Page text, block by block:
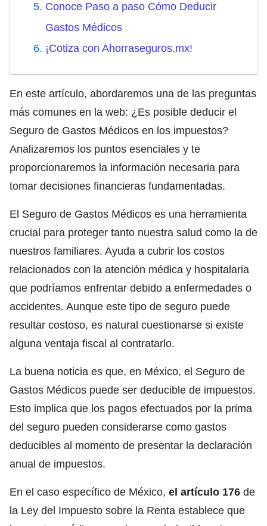
Conoce Paso a paso Cómo Deducir
Gastos Médicos
¡Cotiza con Ahorraseguros.mx!
En este artículo, abordaremos una de las preguntas
más comunes en la web: ¿Es posible deducir el
Seguro de Gastos Médicos en los impuestos?
Analizaremos los puntos esenciales y te
proporcionaremos la información necesaria para
tomar decisiones financieras fundamentadas.
El Seguro de Gastos Médicos es una herramienta
crucial para proteger tanto nuestra salud como la de
nuestros familiares. Ayuda a cubrir los costos
relacionados con la atención médica y hospitalaria
que podríamos enfrentar debido a enfermedades o
accidentes. Aunque este tipo de seguro puede
resultar costoso, es natural cuestionarse si existe
alguna ventaja fiscal al contratarlo.
La buena noticia es que, en México, el Seguro de
Gastos Médicos puede ser deducible de impuestos.
Esto implica que los pagos efectuados por la prima
del seguro pueden considerarse como gastos
deducibles al momento de presentar la declaración
anual de impuestos.
En el caso específico de México, el artículo 176 de
la Ley del Impuesto sobre la Renta establece que